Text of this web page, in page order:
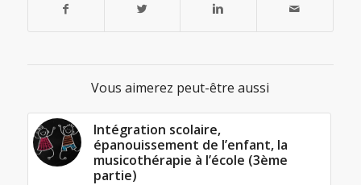
Vous aimerez peut-être aussi
Intégration scolaire,
épanouissement de l’enfant, la
musicothérapie à l’école (3ème
partie)